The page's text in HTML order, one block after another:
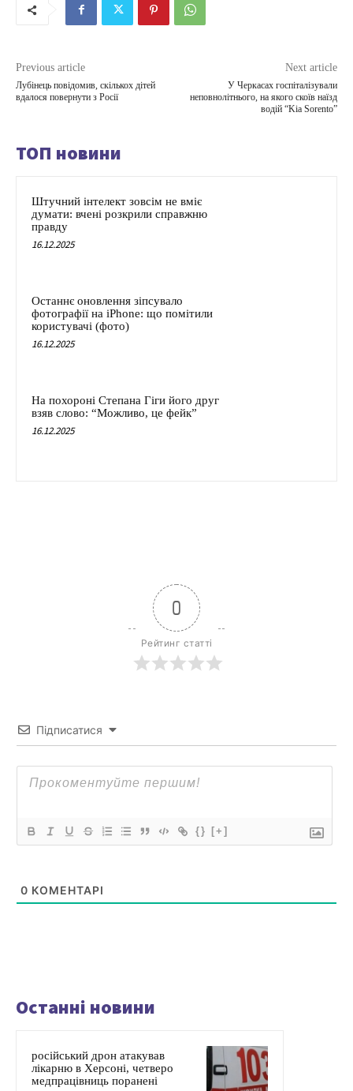
Previous article
Лубінець повідомив, скількох дітей
вдалося повернути з Росії
Next article
У Черкасах госпіталізували
неповнолітнього, на якого скоїв наїзд
водій “Kia Sorento”
ТОП новини
Штучний інтелект зовсім не вміє
думати: вчені розкрили справжню
правду
16.12.2025
Останнє оновлення зіпсувало
фотографії на iPhone: що помітили
користувачі (фото)
16.12.2025
На похороні Степана Гіги його друг
взяв слово: “Можливо, це фейк”
16.12.2025
0
Рейтинг статті
Підписатися
{} [+]
0 КОМЕНТАРІ
Останні новини
російський дрон атакував
лікарню в Херсоні, четверо
медпрацівниць поранені